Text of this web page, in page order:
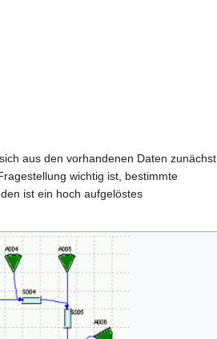
aus den vorhandenen Daten zunächst
wichtig ist, bestimmte
ist ein hoch aufgelöstes